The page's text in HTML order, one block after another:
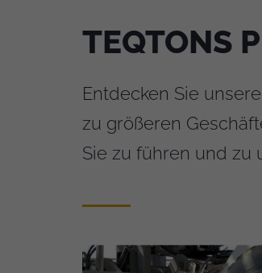
TEQTONS
Entdecken Sie
zu größeren
Sie zu führen und zu